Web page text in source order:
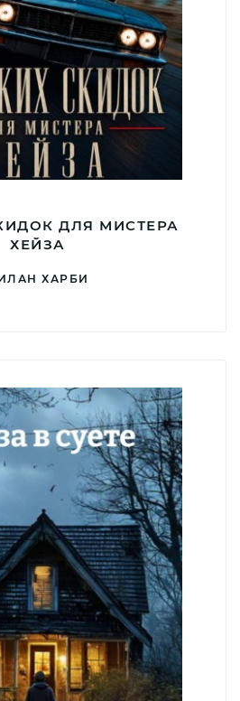
ДЛЯ МИСТЕРА
ХЕЙЗА
ХАРБИ